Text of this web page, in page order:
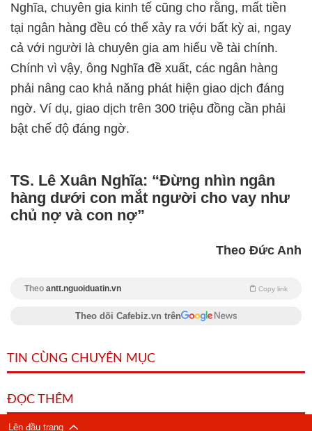
Nghĩa, chuyên gia kinh tế cũng cho rằng, mất tiền
tại ngân hàng đều có thể xảy ra với bất kỳ ai, ngay
cả với người là chuyên gia am hiểu về tài chính.
Chính vì vậy, ông Nghĩa đề xuất, các ngân hàng
phải nâng cao khả năng phát hiện giao dịch đáng
ngờ. Ví dụ, giao dịch trên 300 triệu đồng cần phải
bật chế độ đáng ngờ.
TS. Lê Xuân Nghĩa: “Đừng nhìn ngân
hàng dưới con mắt người cho vay như
chủ nợ và con nợ”
Theo Đức Anh
Theo antt.nguoiduatin.vn Copy link
Theo dõi Cafebiz.vn trên
TIN CÙNG CHUYÊN MỤC
ĐỌC THÊM
Lên đầu trang